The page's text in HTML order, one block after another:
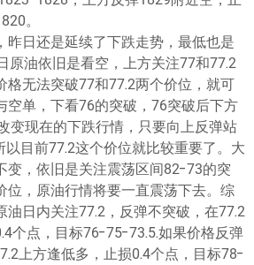
。
昨日还是延续了下跌走势，最低也是
原油依旧是看空，上方关注77和77.2
格无法突破77和77.2两个价位，就可
空单，下看76的突破，76突破后下方
变现在的下跌行情，只要向上反弹站
目前77.2这个价位就比较重要了。大
变，依旧是关注震荡区间82-73的突
位，原油行情将要一直震荡下去。综
油日内关注77.2，反弹不突破，在77.2
个点，目标76-75-73.5.如果价格反弹
上方逢低多，止损0.4个点，目标78-